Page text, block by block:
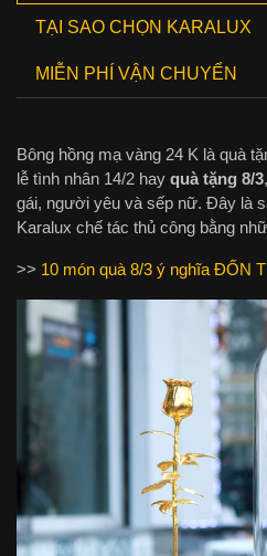
TẠI SAO CHỌN KARALUX
MIỄN PHÍ VẬN CHUYỂN
Bông hồng mạ vàng 24 K là quà
lễ tình nhân 14/2 hay quà tặng 8/3,
gái, người yêu và sếp nữ. Đây là
Karalux chế tác thủ công bằng
>> 10 món quà 8/3 ý nghĩa ĐỐN